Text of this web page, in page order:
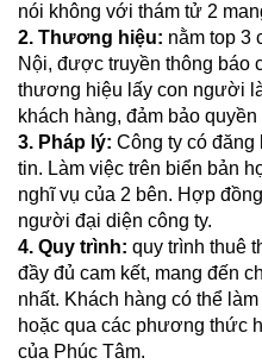
nói không với thám tử 2
2. Thương hiệu: nằm top 3
Nội, được truyền thông báo
thương hiệu lấy con người
khách hàng, đảm bảo
3. Pháp lý: Công ty có đăng
tin. Làm việc trên biển bản
nghĩ vụ của 2 bên. Hợp
người đại diện công ty.
4. Quy trình: quy trình thuê
đầy đủ cam kết, mang đến
nhất. Khách hàng có thể
hoặc qua các phương thức
của Phúc Tâm.